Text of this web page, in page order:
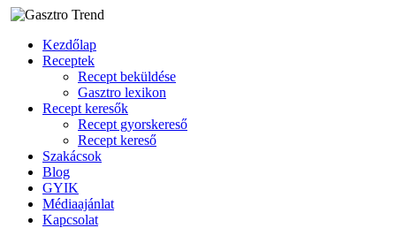
Kezdőlap
Receptek
Recept beküldése
Gasztro lexikon
Recept keresők
Recept gyorskereső
Recept kereső
Szakácsok
Blog
GYIK
Médiaajánlat
Kapcsolat